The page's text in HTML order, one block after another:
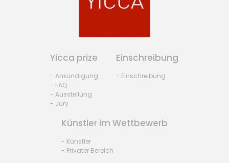
Yicca prize
- Ankündigung
- FAQ
- Ausstellung
- Jury
Einschreibung
- Einschreibung
Künstler im Wettbewerb
- Künstler
- Privater Bereich